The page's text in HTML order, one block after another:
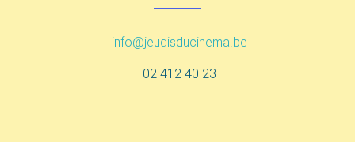
info@jeudisducinema.be
02 412 40 23